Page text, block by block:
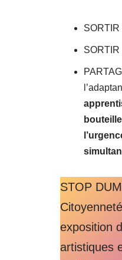
SORTIR
STOP
exposition
artistiques